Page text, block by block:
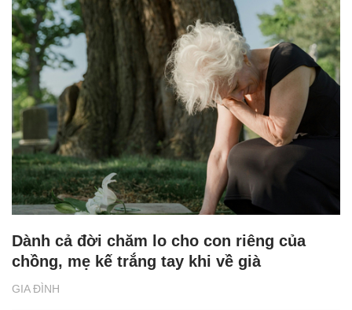
GIA ĐÌNH
Dành cả đời chăm lo cho con riêng của
chồng, mẹ kế trắng tay khi về già